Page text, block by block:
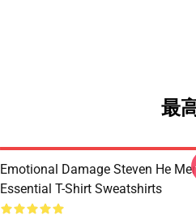
最
Emotional Damage Steven He
Essential T-Shirt Sweatshirts